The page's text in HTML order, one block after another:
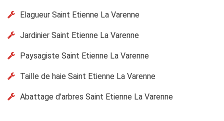
Elagueur Saint Etienne La Varenne
Jardinier Saint Etienne La Varenne
Paysagiste Saint Etienne La Varenne
Taille de haie Saint Etienne La Varenne
Abattage d'arbres Saint Etienne La Varenne